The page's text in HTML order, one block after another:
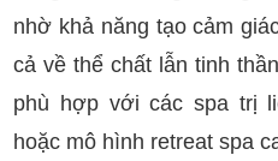
nhờ khả năng tạo cảm
cả về thể chất lẫn tinh
phù hợp với các spa trị
hoặc mô hình retreat spa